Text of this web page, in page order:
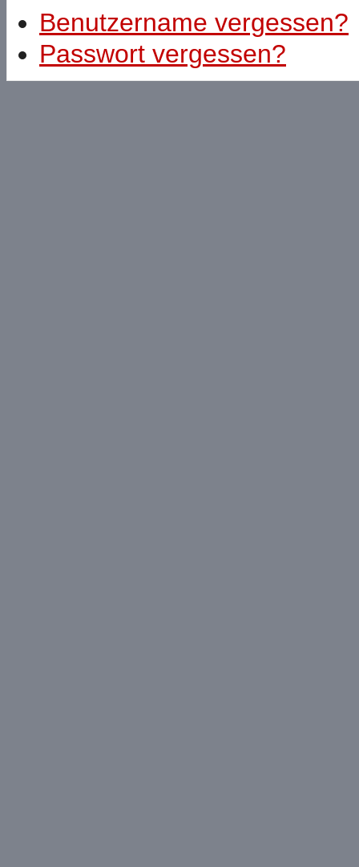
Benutzername vergessen?
Passwort vergessen?